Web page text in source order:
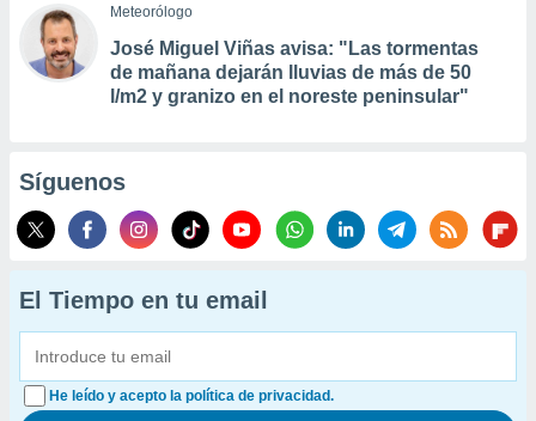
Meteorólogo
José Miguel Viñas avisa: "Las tormentas
de mañana dejarán lluvias de más de 50
l/m2 y granizo en el noreste peninsular"
Síguenos
El Tiempo en tu email
He leído y acepto la política de privacidad.